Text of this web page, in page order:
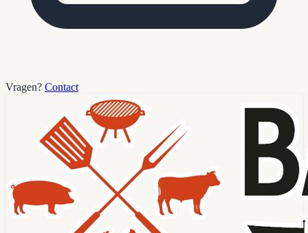
Vragen? Contact